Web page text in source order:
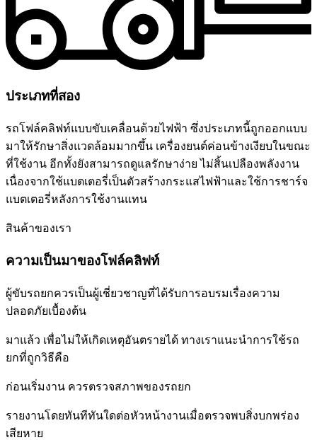
ประเภทที่สอง
รถโฟล์คลิฟท์แบบขับเคลื่อนด้วยไฟฟ้า ซึ่งประเภทนี้ถูกออกแบบ
มาให้รักษาสิ่งแวดล้อมมากขึ้น เครื่องยนต์ค่อนข้างเงียบในขณะ
ที่ใช้งาน อีกทั้งยังสามารถดูแลรักษาง่าย ไม่สิ้นเปลืองพลังงาน
เนื่องจากใช้แบตเตอรี่เป็นตัวสร้างกระแสไฟฟ้าและใช้การชาร์จ
แบตเตอรี่หลังการใช้งานแทน
สินค้าของเรา
ความเป็นมาของโฟล์คลิฟท์
ผู้ขับรถยกควรเป็นผู้เชี่ยวชาญที่ได้รับการอบรมเรื่องความ
ปลอดภัยเบื้องต้น
มาแล้ว เพื่อไม่ให้เกิดเหตุอันตรายได้ ทางเราแนะนำการใช้รถ
ยกที่ถูกวิธีคือ
ก่อนเริ่มงาน ควรตรวจสภาพของรถยก
รายงานโดยทันทีทันใดต่อหัวหน้างานเมื่อตรวจพบสิ่งบกพร่อง
เสียหาย